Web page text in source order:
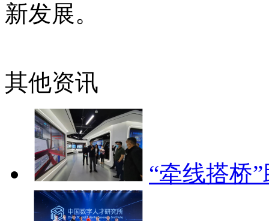
新发展。
其他资讯
“牵线搭桥